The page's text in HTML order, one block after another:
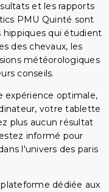
et les rapports
PMU Quinté sont
hippiques qui étudient
des chevaux, les
météorologiques
conseils.
expérience optimale,
votre tablette
plus aucun résultat
informé pour
l'univers des paris
dédiée aux